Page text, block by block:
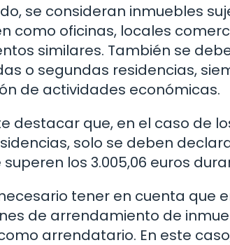
se consideran inmuebles
como oficinas, locales
similares. También se
o segundas residencias,
de actividades económicas.
destacar que, en el caso de
solo se deben
los 3.005,06 euros
tener en cuenta que
de arrendamiento de
arrendatario. En este